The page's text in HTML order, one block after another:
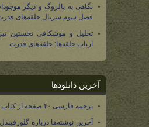
نگاهی به بالروگ و دیگر
فصل سوم سریال حلقه‌های
تحلیل و موشکافی نخستین
ارباب حلقه‌ها: حلقه‌های قدرت
آخرین دانلودها
ترجمه فارسی ۴۰ صفحه از کتاب «سقوط نومه‌نور»
آخرین نوشته‌ها درباره